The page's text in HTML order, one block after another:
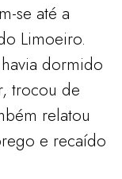
se até a
Limoeiro.
dormido
trocou de
relatou
e recaído